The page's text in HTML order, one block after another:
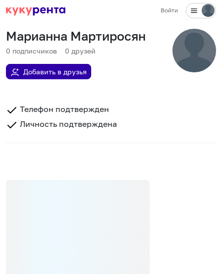
Войти
Марианна Мартиросян
0 подписчиков 0 друзей
Добавить в друзья
Телефон подтвержден
Личность подтверждена